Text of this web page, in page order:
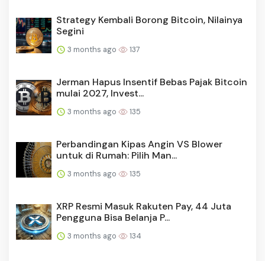
Strategy Kembali Borong Bitcoin, Nilainya
Segini
3 months ago 137
Jerman Hapus Insentif Bebas Pajak Bitcoin
mulai 2027, Invest...
3 months ago 135
Perbandingan Kipas Angin VS Blower
untuk di Rumah: Pilih Man...
3 months ago 135
XRP Resmi Masuk Rakuten Pay, 44 Juta
Pengguna Bisa Belanja P...
3 months ago 134